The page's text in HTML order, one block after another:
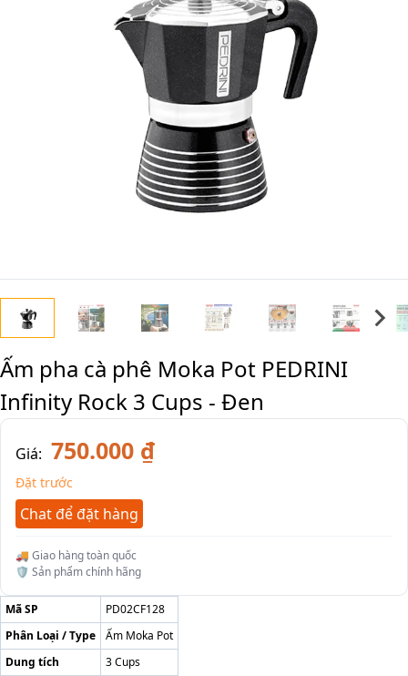
Ấm pha cà phê Moka Pot PEDRINI
Infinity Rock 3 Cups - Đen
Giá: 750.000 ₫
Đặt trước
Chat để đặt hàng
🚚 Giao hàng toàn quốc
🛡️ Sản phẩm chính hãng
Mã SP
PD02CF128
Phân Loại / Type
Ấm Moka Pot
Dung tích
3 Cups